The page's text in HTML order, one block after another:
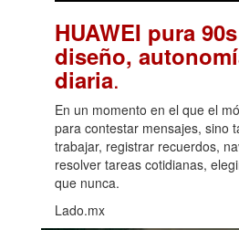
HUAWEI pura
diseño,
diaria.
En un momento en el que el
para contestar mensajes, sino
trabajar, registrar recuerdos,
resolver tareas cotidianas,
que nunca.
Lado.mx